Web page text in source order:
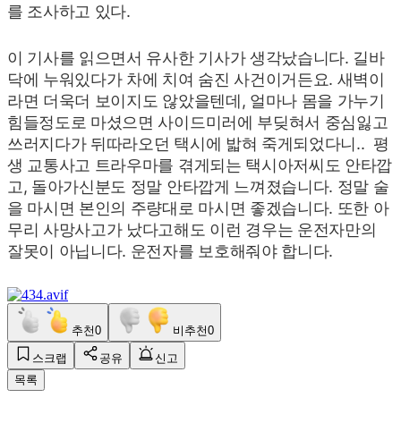
를 조사하고 있다.
이 기사를 읽으면서 유사한 기사가 생각났습니다. 길바
닥에 누워있다가 차에 치여 숨진 사건이거든요. 새벽이
라면 더욱더 보이지도 않았을텐데, 얼마나 몸을 가누기
힘들정도로 마셨으면 사이드미러에 부딪혀서 중심잃고
쓰러지다가 뒤따라오던 택시에 밟혀 죽게되었다니.. 평
생 교통사고 트라우마를 겪게되는 택시아저씨도 안타깝
고, 돌아가신분도 정말 안타깝게 느껴졌습니다. 정말 술
을 마시면 본인의 주량대로 마시면 좋겠습니다. 또한 아
무리 사망사고가 났다고해도 이런 경우는 운전자만의
잘못이 아닙니다. 운전자를 보호해줘야 합니다.
추천0 비추천0
스크랩 공유
신고
목록